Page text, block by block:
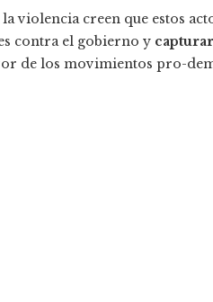
violencia creen que estos
contra el gobierno y
de los movimientos pro-